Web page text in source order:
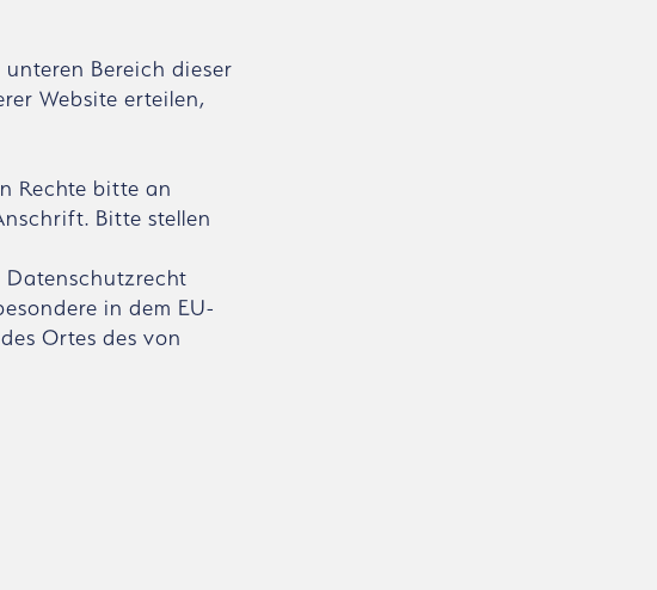
Bereich dieser
Website erteilen,
Rechte bitte an
Bitte stellen
Datenschutzrecht
in dem EU-
Ortes des von